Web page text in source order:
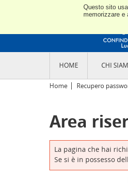
Questo sito
memorizzare e
HOME CHI
L'ASSOCIAZIONE
CODICE ETICO E DEI
TRASPARENZA
L'INDUSTRIA E IL
PISTOIA E PRATO
SEDI E CONTATTI
ABOUT US
Home Recupero
Area
La pagina che hai
Se si è in possesso